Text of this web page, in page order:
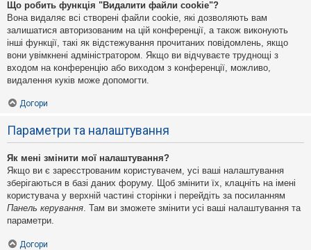
Що робить функція "Видалити файли cookie"?
Вона видаляє всі створені файли cookie, які дозволяють вам
залишатися авторизованим на цій конференції, а також виконують
інші функції, такі як відстежування прочитаних повідомлень, якщо
вони увімкнені адміністратором. Якщо ви відчуваєте труднощі з
входом на конференцію або виходом з конференції, можливо,
видалення куків може допомогти.
Догори
Параметри та налаштування
Як мені змінити мої налаштування?
Якщо ви є зареєстрованим користувачем, усі ваші налаштування
зберігаються в базі даних форуму. Щоб змінити їх, клацніть на імені
користувача у верхній частині сторінки і перейдіть за посиланням
Панель керування . Там ви зможете змінити усі ваші налаштування та
параметри.
Догори